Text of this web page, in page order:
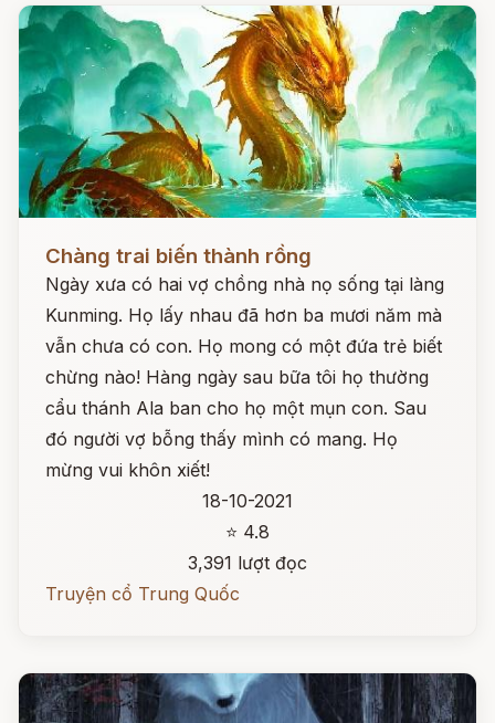
Chàng trai biến thành rồng
Ngày xưa có hai vợ chồng nhà nọ sống tại làng
Kunming. Họ lấy nhau đã hơn ba mươi năm mà
vẫn chưa có con. Họ mong có một đứa trẻ biết
chừng nào! Hàng ngày sau bữa tôi họ thường
cẩu thánh Ala ban cho họ một mụn con. Sau
đó người vợ bỗng thấy mình có mang. Họ
mừng vui khôn xiết!
18-10-2021
⭐ 4.8
3,391 lượt đọc
Truyện cổ Trung Quốc